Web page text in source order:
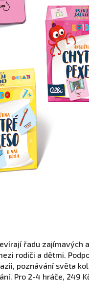
řadu zajímavých
rodiči a dětmi.
poznávání světa
Pro 2-4 hráče, 249